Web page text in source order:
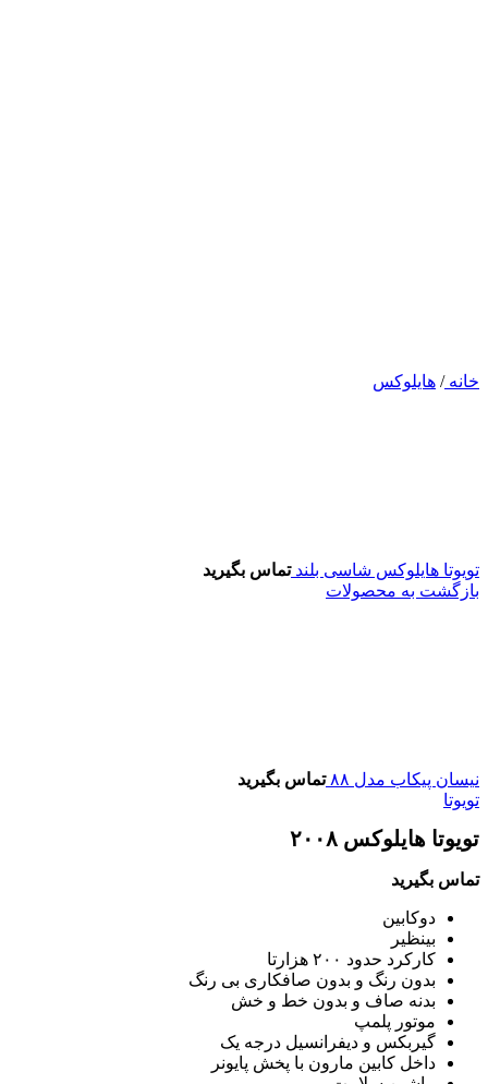
خانه/ هایلوکس
تویوتا هایلوکس شاسی بلندتماس بگیرید
بازگشت به محصولات
نیسان پیکاب مدل ۸۸
تماس بگیرید
تویوتا
تویوتا هایلوکس ۲۰۰۸
تماس بگیرید
دوکابین
بینظیر
کارکرد حدود ۲۰۰ هزارتا
بدون رنگ و بدون صافکاری بی رنگ
بدنه صاف و بدون خط و خش
موتور پلمپ
گیربکس و دیفرانسیل درجه یک
داخل کابین مارون با پخش پایونر